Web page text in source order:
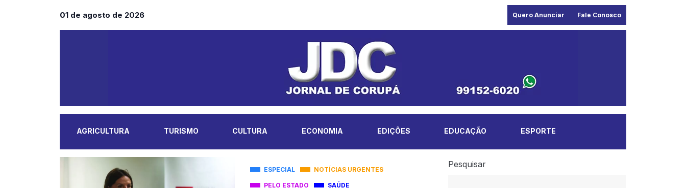
01 de agosto de 2026 Quero Anunciar Fale Conosco
AGRICULTURA TURISMO CULTURA ECONOMIA EDIÇÕES EDUCAÇÃO ESPORTE
ESPECIAL NOTÍCIAS URGENTES
PELO ESTADO SAÚDE
Pesquisar